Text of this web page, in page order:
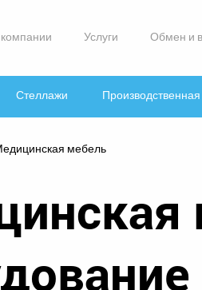
Услуги Обмен и
Стеллажи
мебель